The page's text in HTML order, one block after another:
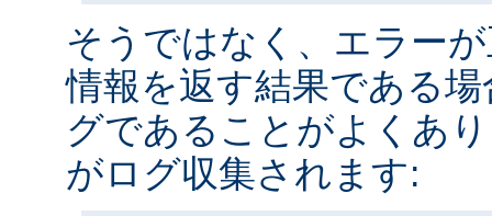
そうではなく、エラー
情報を返す結果である
グであることがよくあ
がログ収集されます: